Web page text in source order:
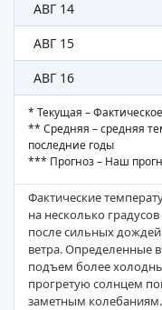
АВГ 14
АВГ 15
АВГ 16
* Текущая –
** Средняя – средняя
последние годы
*** Прогноз – Наш
Фактические
на несколько
после сильных
ветра. Определенные
подъем более
прогретую солнцем
заметным колебаниям.